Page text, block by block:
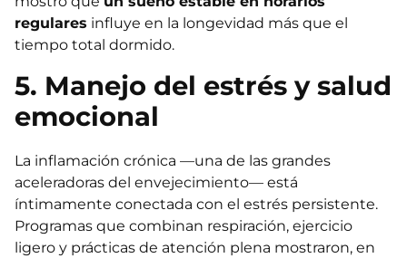
regulares influye en la longevidad más que el
tiempo total dormido.
5. Manejo del estrés y salud
emocional
La inflamación crónica —una de las grandes
aceleradoras del envejecimiento— está
íntimamente conectada con el estrés persistente.
Programas que combinan respiración, ejercicio
ligero y prácticas de atención plena mostraron, en